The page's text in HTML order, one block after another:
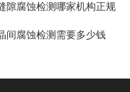
隙腐蚀检测哪家机构正规
间腐蚀检测需要多少钱